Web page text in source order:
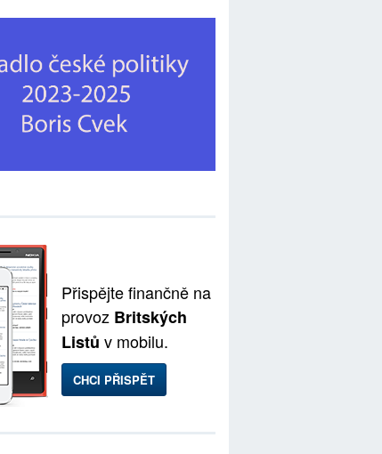
Přispějte finančně na
provoz Britských
Listů v mobilu.
CHCI PŘISPĚT